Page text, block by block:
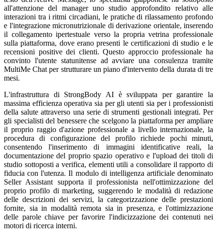
all'attenzione del manager uno studio approfondito relativo alle
interazioni tra i ritmi circadiani, le pratiche di rilassamento profondo
e l'integrazione micronutrizionale di derivazione orientale, inserendo
il collegamento ipertestuale verso la propria vetrina professionale
sulla piattaforma, dove erano presenti le certificazioni di studio e le
recensioni positive dei clienti. Questo approccio professionale ha
convinto l'utente statunitense ad avviare una consulenza tramite
MultiMe Chat per strutturare un piano d'intervento della durata di tre
mesi.
L'infrastruttura di StrongBody AI è sviluppata per garantire la
massima efficienza operativa sia per gli utenti sia per i professionisti
della salute attraverso una serie di strumenti gestionali integrati. Per
gli specialisti del benessere che scelgono la piattaforma per ampliare
il proprio raggio d'azione professionale a livello internazionale, la
procedura di configurazione del profilo richiede pochi minuti,
consentendo l'inserimento di immagini identificative reali, la
documentazione del proprio spazio operativo e l'upload dei titoli di
studio sottoposti a verifica, elementi utili a consolidare il rapporto di
fiducia con l'utenza. Il modulo di intelligenza artificiale denominato
Seller Assistant supporta il professionista nell'ottimizzazione del
proprio profilo di marketing, suggerendo le modalità di redazione
delle descrizioni dei servizi, la categorizzazione delle prestazioni
fornite, sia in modalità remota sia in presenza, e l'ottimizzazione
delle parole chiave per favorire l'indicizzazione dei contenuti nei
motori di ricerca interni.